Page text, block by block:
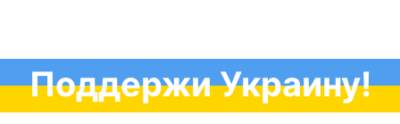
Поддержи Украину!